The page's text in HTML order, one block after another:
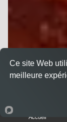
Accueil
Ce site Web
meilleure